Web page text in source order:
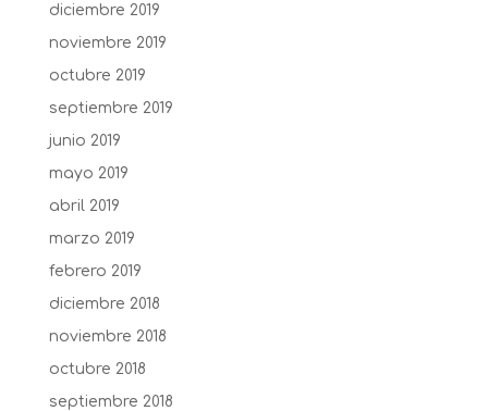
diciembre 2019
noviembre 2019
octubre 2019
septiembre 2019
junio 2019
mayo 2019
abril 2019
marzo 2019
febrero 2019
diciembre 2018
noviembre 2018
octubre 2018
septiembre 2018